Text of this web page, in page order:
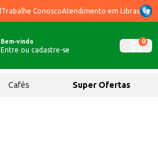
Trabalhe ConoscoAtendimento em Libras
Bem-vindo
Entre ou cadastre-se
0
Cafés Super Ofertas